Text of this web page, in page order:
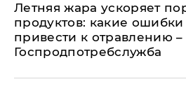
Летняя жара ускоряет
продуктов: какие ошибки
привести к отравлению –
Госпродпотребслужба